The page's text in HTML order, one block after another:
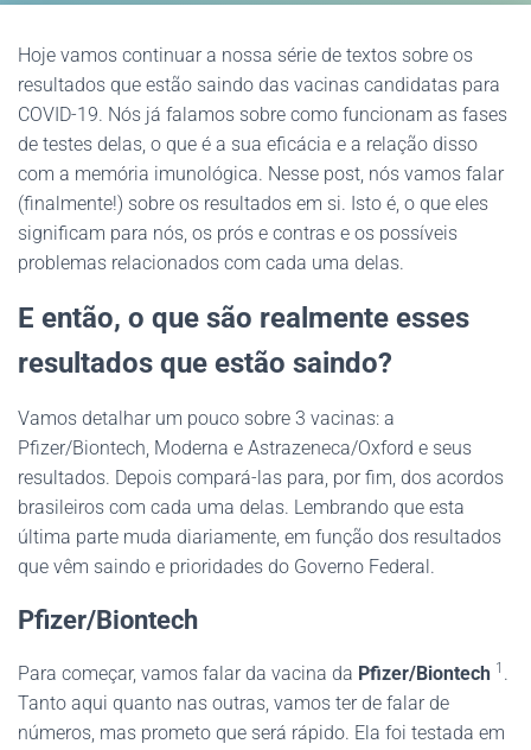
Hoje vamos continuar a nossa série de textos sobre os
resultados que estão saindo das vacinas candidatas para
COVID-19. Nós já falamos sobre como funcionam as fases
de testes delas, o que é a sua eficácia e a relação disso
com a memória imunológica. Nesse post, nós vamos falar
(finalmente!) sobre os resultados em si. Isto é, o que eles
significam para nós, os prós e contras e os possíveis
problemas relacionados com cada uma delas.
E então, o que são realmente esses
resultados que estão saindo?
Vamos detalhar um pouco sobre 3 vacinas: a
Pfizer/Biontech, Moderna e Astrazeneca/Oxford e seus
resultados. Depois compará-las para, por fim, dos acordos
brasileiros com cada uma delas. Lembrando que esta
última parte muda diariamente, em função dos resultados
que vêm saindo e prioridades do Governo Federal.
Pfizer/Biontech
Para começar, vamos falar da vacina da Pfizer/Biontech 1 .
Tanto aqui quanto nas outras, vamos ter de falar de
números, mas prometo que será rápido. Ela foi testada em